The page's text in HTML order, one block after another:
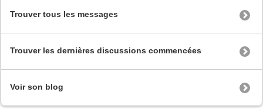
Trouver tous les messages
Trouver les dernières discussions commencées
Voir son blog